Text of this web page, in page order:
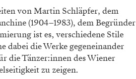
von Martin Schläpfer, dem
(1904–1983), dem Begründer
ist es, verschiedene Stile
dabei die Werke gegeneinander
die Tänzer:innen des Wiener
zu ­zeigen.